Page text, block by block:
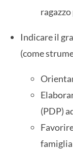
Indicare il
(come
(PDP)
famiglia